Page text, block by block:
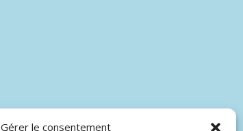
Gérer le consentement